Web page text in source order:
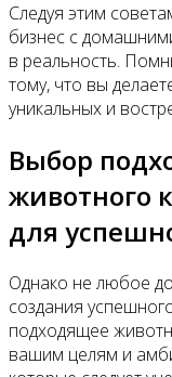
Следуя этим
бизнес с
в реальность.
тому, что вы
уникальных и
Выбор
животного
для
Однако не любое
создания
подходящее
вашим целям и